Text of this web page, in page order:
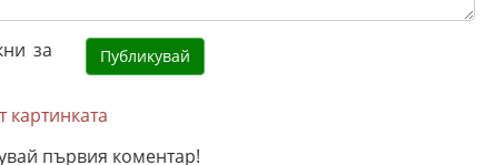
картинката
първия коментар!